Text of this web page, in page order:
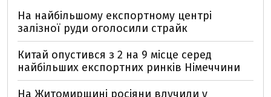
На найбільшому експортному центрі
залізної руди оголосили страйк
Китай опустився з 2 на 9 місце серед
найбільших експортних ринків Німеччини
На Житомирщині росіяни влучили у